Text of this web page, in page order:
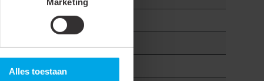
Alles toestaan